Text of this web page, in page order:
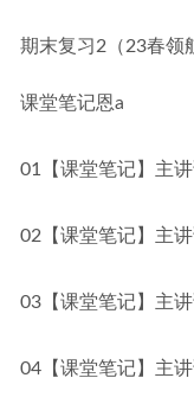
期末复习2（23春领
课堂笔记恩a
01【课堂笔记】主
02【课堂笔记】主
03【课堂笔记】主
04【课堂笔记】主